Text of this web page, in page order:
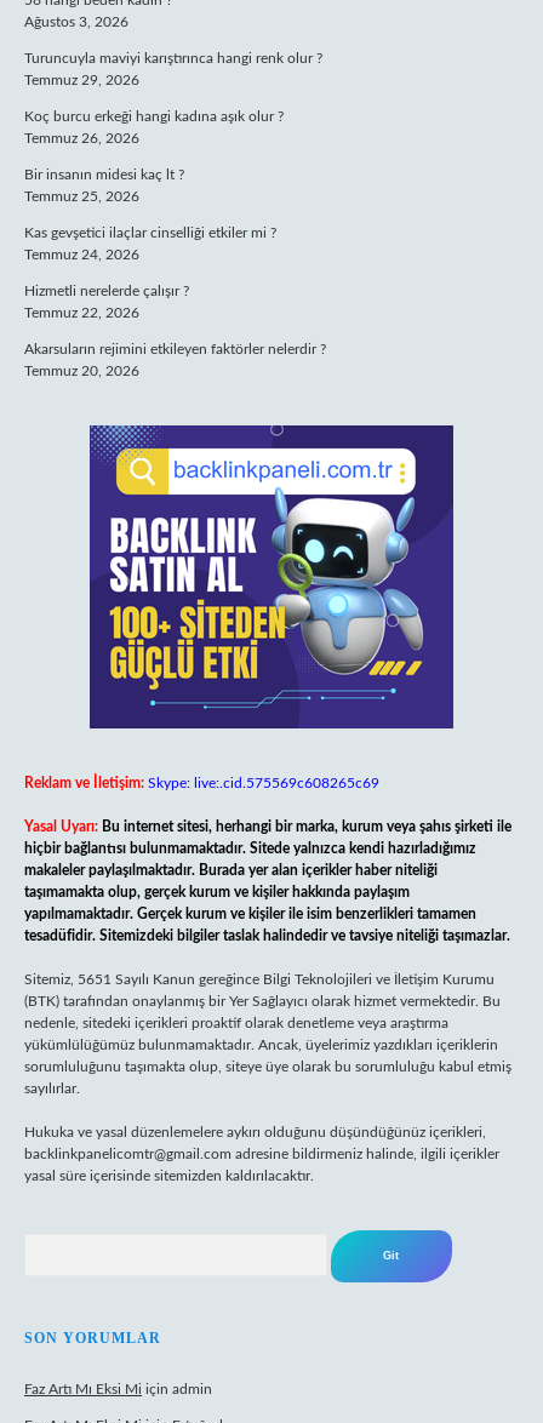
Ağustos 3, 2026
Turuncuyla maviyi karıştırınca hangi renk olur ?
Temmuz 29, 2026
Koç burcu erkeği hangi kadına aşık olur ?
Temmuz 26, 2026
Bir insanın midesi kaç lt ?
Temmuz 25, 2026
Kas gevşetici ilaçlar cinselliği etkiler mi ?
Temmuz 24, 2026
Hizmetli nerelerde çalışır ?
Temmuz 22, 2026
Akarsuların rejimini etkileyen faktörler nelerdir ?
Temmuz 20, 2026
Reklam ve İletişim: Skype: live:.cid.575569c608265c69
Yasal Uyarı: Bu internet sitesi, herhangi bir marka, kurum veya şahıs şirketi ile
hiçbir bağlantısı bulunmamaktadır. Sitede yalnızca kendi hazırladığımız
makaleler paylaşılmaktadır. Burada yer alan içerikler haber niteliği
taşımamakta olup, gerçek kurum ve kişiler hakkında paylaşım
yapılmamaktadır. Gerçek kurum ve kişiler ile isim benzerlikleri tamamen
tesadüfidir. Sitemizdeki bilgiler taslak halindedir ve tavsiye niteliği taşımazlar.
Sitemiz, 5651 Sayılı Kanun gereğince Bilgi Teknolojileri ve İletişim Kurumu
(BTK) tarafından onaylanmış bir Yer Sağlayıcı olarak hizmet vermektedir. Bu
nedenle, sitedeki içerikleri proaktif olarak denetleme veya araştırma
yükümlülüğümüz bulunmamaktadır. Ancak, üyelerimiz yazdıkları içeriklerin
sorumluluğunu taşımakta olup, siteye üye olarak bu sorumluluğu kabul etmiş
sayılırlar.
Hukuka ve yasal düzenlemelere aykırı olduğunu düşündüğünüz içerikleri,
backlinkpanelicomtr@gmail.com adresine bildirmeniz halinde, ilgili içerikler
yasal süre içerisinde sitemizden kaldırılacaktır.
SON YORUMLAR
Faz Artı Mı Eksi Mi için admin